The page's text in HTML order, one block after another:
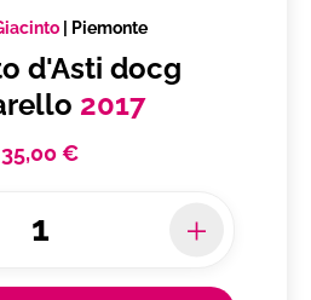
| Piemonte
d'Asti docg
2017
35,00 €